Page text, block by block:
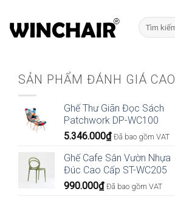
qua
Tìm
kiếm:
SẢN PHẨM ĐÁNH GIÁ CAO
Ghế Thư Giãn Đọc Sách
Patchwork DP-WC100
5.346.000₫ Đã bao gồm VAT
Ghế Cafe Sân Vườn Nhựa
Đúc Cao Cấp ST-WC205
990.000₫ Đã bao gồm VAT